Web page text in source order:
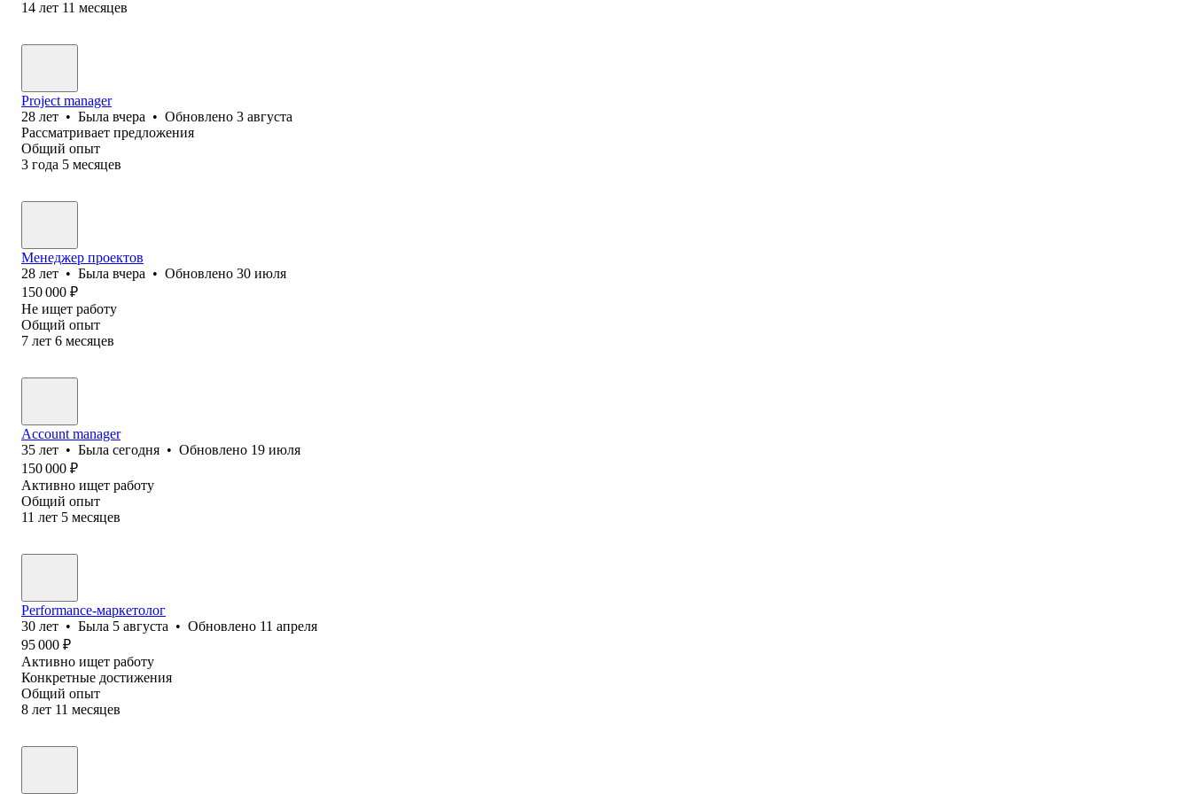
14 лет 11 месяцев
Project manager
28 лет • Была вчера • Обновлено 3 августа
Рассматривает предложения
Общий опыт
3 года 5 месяцев
Менеджер проектов
28 лет • Была вчера • Обновлено 30 июля
150 000 ₽
Не ищет работу
Общий опыт
7 лет 6 месяцев
Account manager
35 лет • Была сегодня • Обновлено 19 июля
150 000 ₽
Активно ищет работу
Общий опыт
11 лет 5 месяцев
Performance-маркетолог
30 лет • Была 5 августа • Обновлено 11 апреля
95 000 ₽
Активно ищет работу
Конкретные достижения
Общий опыт
8 лет 11 месяцев